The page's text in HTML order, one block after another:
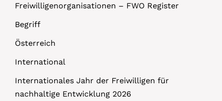
Freiwilligenorganisationen – FWO Register
Begriff
Österreich
International
Internationales Jahr der Freiwilligen für
nachhaltige Entwicklung 2026